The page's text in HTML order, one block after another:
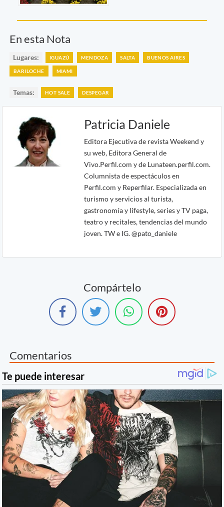
En esta Nota
Lugares: IGUAZÚ MENDOZA SALTA BUENOS AIRES
BARILOCHE MIAMI
Temas: HOT SALE DESPEGAR
Patricia Daniele
Editora Ejecutiva de revista Weekend y
su web, Editora General de
Vivo.Perfil.com y de Lunateen.perfil.com.
Columnista de espectáculos en
Perfil.com y Reperfilar. Especializada en
turismo y servicios al turista,
gastronomía y lifestyle, series y TV paga,
teatro y recitales, tendencias del mundo
joven. TW e IG. @pato_daniele
Compártelo
Comentarios